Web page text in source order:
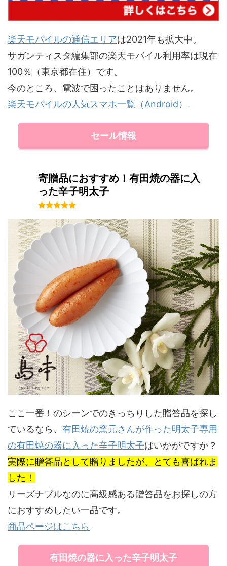
楽天モバイルの通信エリアは2021年も拡大中。
サガンティスタ編集部の楽天モバイル利用率は現在
100％（東京都在住）です。
今のところ、電波で困ったことはありません。
楽天モバイルの人気スマホ一覧（Android）
セール情報
寄贈品におすすめ！有田焼の器に入
った辛子明太子
ここ一番！のシーンでのきっちりした贈答品を探し
ているなら、 有田焼の窯元さんが作った明太子専用
の有田焼の器に入った辛子明太子はいかがですか？
実際に贈答品として贈りましたが、とても喜ばれま
した！
リーズナブルなのに高級感ある贈答品をお探しの方
におすすめしたい一品です。
商品ページはこちら
有田焼の器に入った辛子明太子